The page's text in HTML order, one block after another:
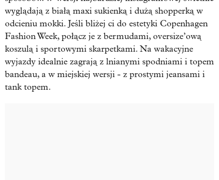
wyglądają z białą maxi sukienką i dużą shopperką w
odcieniu mokki. Jeśli bliżej ci do estetyki Copenhagen
Fashion Week, połącz je z bermudami, oversize’ową
koszulą i sportowymi skarpetkami. Na wakacyjne
wyjazdy idealnie zagrają z lnianymi spodniami i topem
bandeau, a w miejskiej wersji - z prostymi jeansami i
tank topem.